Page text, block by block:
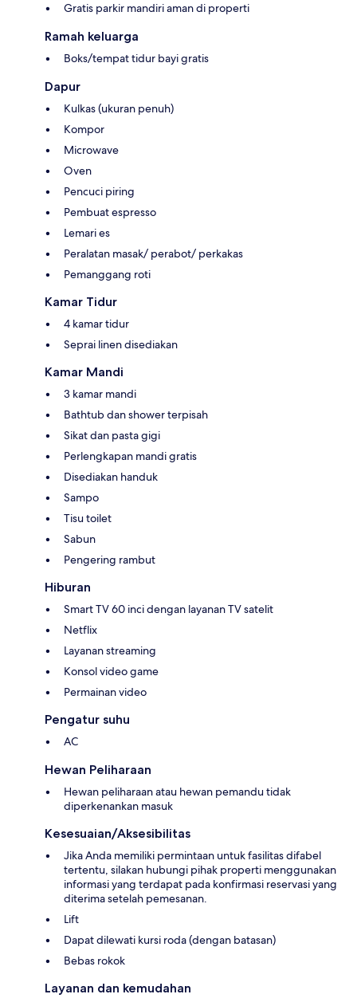
Gratis parkir mandiri aman di properti
Ramah keluarga
Boks/tempat tidur bayi gratis
Dapur
Kulkas (ukuran penuh)
Kompor
Microwave
Oven
Pencuci piring
Pembuat espresso
Lemari es
Peralatan masak/ perabot/ perkakas
Pemanggang roti
Kamar Tidur
4 kamar tidur
Seprai linen disediakan
Kamar Mandi
3 kamar mandi
Bathtub dan shower terpisah
Sikat dan pasta gigi
Perlengkapan mandi gratis
Disediakan handuk
Sampo
Tisu toilet
Sabun
Pengering rambut
Hiburan
Smart TV 60 inci dengan layanan TV satelit
Netflix
Layanan streaming
Konsol video game
Permainan video
Pengatur suhu
AC
Hewan Peliharaan
Hewan peliharaan atau hewan pemandu tidak
diperkenankan masuk
Kesesuaian/Aksesibilitas
Jika Anda memiliki permintaan untuk fasilitas difabel
tertentu, silakan hubungi pihak properti menggunakan
informasi yang terdapat pada konfirmasi reservasi yang
diterima setelah pemesanan.
Lift
Dapat dilewati kursi roda (dengan batasan)
Bebas rokok
Layanan dan kemudahan